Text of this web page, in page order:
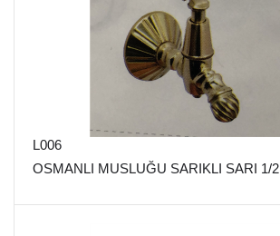
L006
OSMANLI MUSLUĞU SARIKLI SARI 1/2